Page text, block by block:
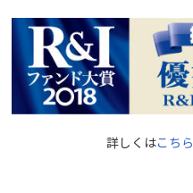
詳しくはこちら